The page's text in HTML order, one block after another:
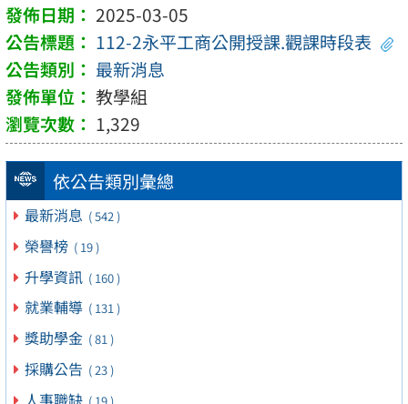
依公告類別彙總
最新消息 ( 542 )
榮譽榜 ( 19 )
升學資訊 ( 160 )
就業輔導 ( 131 )
獎助學金 ( 81 )
採購公告 ( 23 )
人事職缺
2025-03-05
112-2永平工商公開授課.觀課時段表
最新消息
教學組
1,329